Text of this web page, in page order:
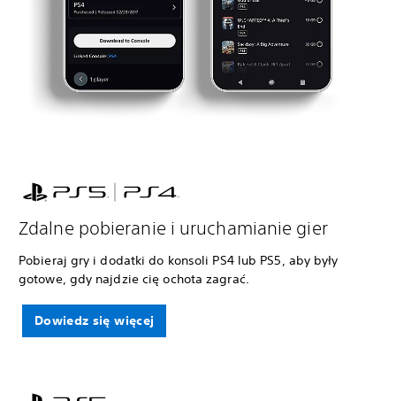
Zdalne pobieranie i uruchamianie gier
Pobieraj gry i dodatki do konsoli PS4 lub PS5, aby były
gotowe, gdy najdzie cię ochota zagrać.
Dowiedz się więcej